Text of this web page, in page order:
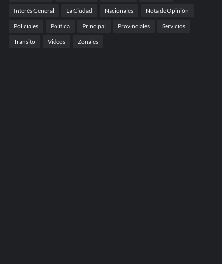
Interés General La Ciudad Nacionales Nota de Opinión
Policiales Politica Principal Provinciales Servicios
Transito Videos Zonales